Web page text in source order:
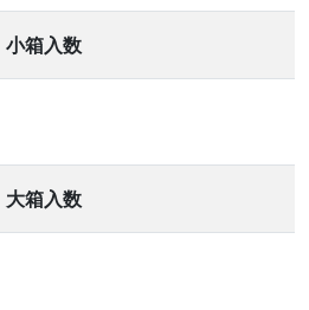
小箱入数
大箱入数